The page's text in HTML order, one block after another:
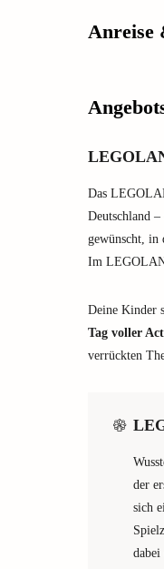
Anreise
Das
Deutschland
gewünscht, in
Im
Deine Kinder
Tag voller
verrückten
der
sich